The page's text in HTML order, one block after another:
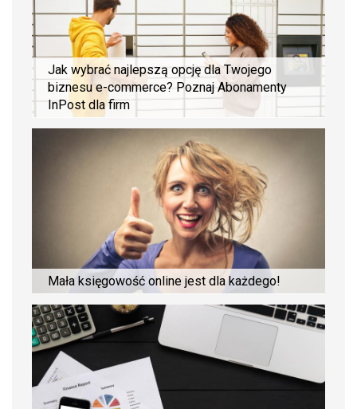
Jak wybrać najlepszą opcję dla Twojego
biznesu e-commerce? Poznaj Abonamenty
InPost dla firm
Mała księgowość online jest dla każdego!